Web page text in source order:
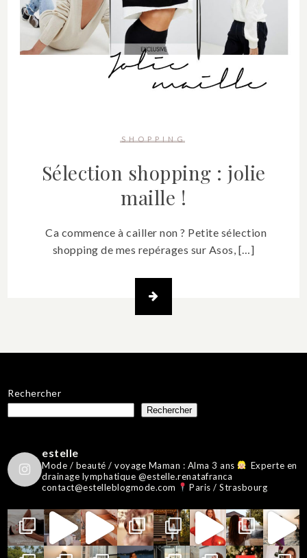
SHOPPING
Sélection shopping : jolie
maille !
Ca commence à cailler non ? Petite sélection
shopping de mes repérages sur Asos, […]
Rechercher
Rechercher
estelle
Mode / beauté / voyage Maman : Alma 3 ans
Experte en
drainage lymphatique @estelle.renatafranca
contact@estelleblogmode.com
Paris / Strasbourg